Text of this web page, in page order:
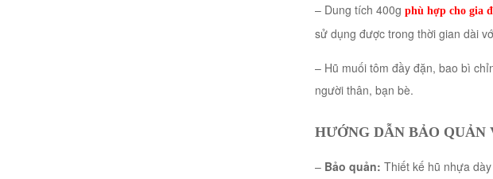
– Dung tích 400g phù hợp cho gia
sử dụng được trong thời gian dài
– Hũ muối tôm đầy đặn, bao bì
người thân, bạn bè.
HƯỚNG DẪN BẢO QUẢN
–Bảo quản: Thiết kế hũ nhựa